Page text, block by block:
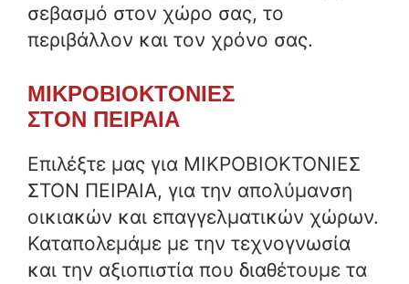
σεβασμό στον χώρο σας, το
περιβάλλον και τον χρόνο σας.
ΜΙΚΡΟΒΙΟΚΤΟΝΙΕΣ
ΣΤΟΝ ΠΕΙΡΑΙΑ
Επιλέξτε μας για ΜΙΚΡΟΒΙΟΚΤΟΝΙΕΣ
ΣΤΟΝ ΠΕΙΡΑΙΑ, για την απολύμανση
οικιακών και επαγγελματικών χώρων.
Καταπολεμάμε με την τεχνογνωσία
και την αξιοπιστία που διαθέτουμε τα